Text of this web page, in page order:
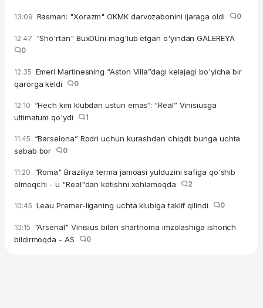
13:09 Rasman: "Xorazm" OKMK darvozabonini ijaraga oldi 0
12:47 "Sho'rtan" BuxDUni mag'lub etgan o'yindan GALEREYA
0
12:35 Emeri Martinesning “Aston Villa”dagi kelajagi bo'yicha bir
qarorga keldi
0
12:10 “Hech kim klubdan ustun emas”: “Real” Vinisiusga
ultimatum qo'ydi
1
11:45 “Barselona” Rodri uchun kurashdan chiqdi: bunga uchta
sabab bor
0
11:20 "Roma" Braziliya terma jamoasi yulduzini safiga qo'shib
olmoqchi - u "Real"dan ketishni xohlamoqda
2
10:45 Leau Premer-liganing uchta klubiga taklif qilindi 0
10:15 "Arsenal" Vinisius bilan shartnoma imzolashiga ishonch
bildirmoqda - AS
0